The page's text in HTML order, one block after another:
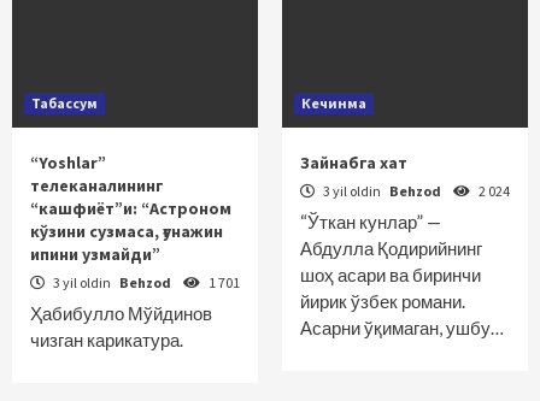
Табассум
“Yoshlar”
телеканалининг
“кашфиёт”и: “Астроном
кўзини сузмаса, ғунажин
ипини узмайди”
3 yil oldin Behzod 1 701
Ҳабибулло Мўйдинов
чизган карикатура.
Кечинма
Зайнабга хат
3 yil oldin Behzod 2 024
“Ўткан кунлар” —
Абдулла Қодирийнинг
шоҳ асари ва биринчи
йирик ўзбек романи.
Асарни ўқимаган, ушбу…